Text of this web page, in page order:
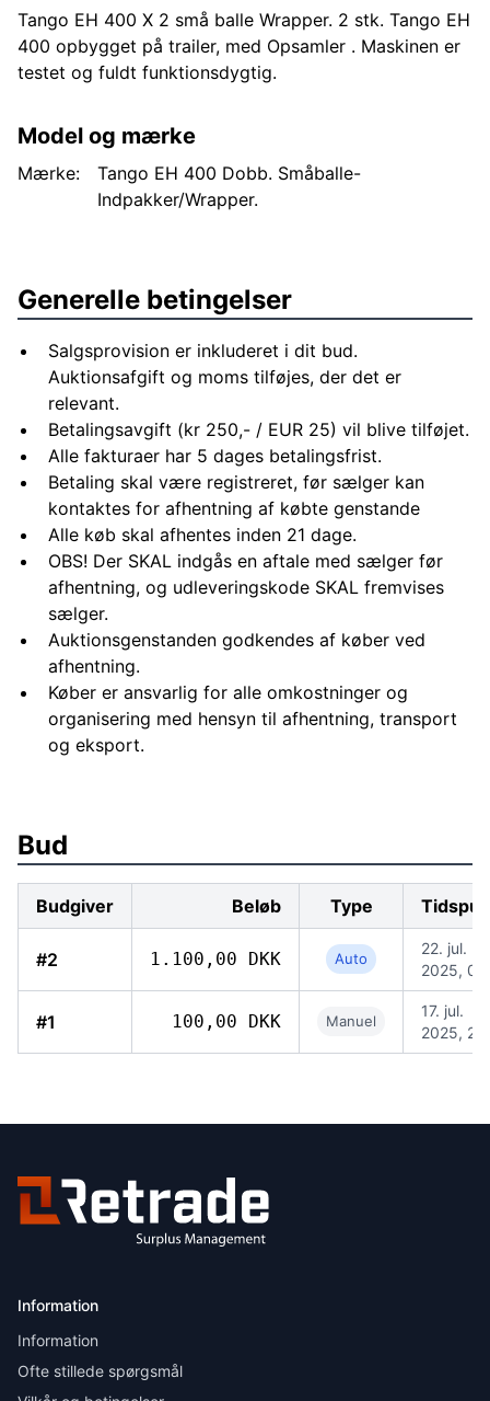
Tango EH 400 X 2 små balle Wrapper. 2 stk. Tango EH
400 opbygget på trailer, med Opsamler . Maskinen er
testet og fuldt funktionsdygtig.
Model og mærke
Mærke:
Tango EH 400 Dobb. Småballe-
Indpakker/Wrapper.
Generelle betingelser
Salgsprovision er inkluderet i dit bud.
Auktionsafgift og moms tilføjes, der det er
relevant.
Betalingsavgift (kr 250,- / EUR 25) vil blive tilføjet.
Alle fakturaer har 5 dages betalingsfrist.
Betaling skal være registreret, før sælger kan
kontaktes for afhentning af købte genstande
Alle køb skal afhentes inden 21 dage.
OBS! Der SKAL indgås en aftale med sælger før
afhentning, og udleveringskode SKAL fremvises
sælger.
Auktionsgenstanden godkendes af køber ved
afhentning.
Køber er ansvarlig for alle omkostninger og
organisering med hensyn til afhentning, transport
og eksport.
Bud
Budgiver Beløb Type
#2 1.100,00 DKK Auto
22. jul.
2025,
#1 100,00 DKK Manuel
17. jul.
2025,
Information
Information
Ofte stillede spørgsmål